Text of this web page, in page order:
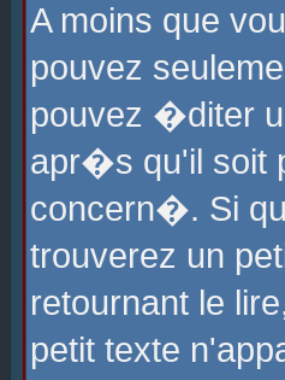
A moins que
pouvez
pouvez �diter
apr�s qu'il soit
concern�. Si
trouverez un
retournant le
petit texte